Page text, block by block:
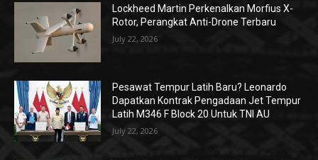
Lockheed Martin Perkenalkan Morfius X-
Rotor, Perangkat Anti-Drone Terbaru
July 22, 2026
Pesawat Tempur Latih Baru? Leonardo
Dapatkan Kontrak Pengadaan Jet Tempur
Latih M346 F Block 20 Untuk TNI AU
July 22, 2026